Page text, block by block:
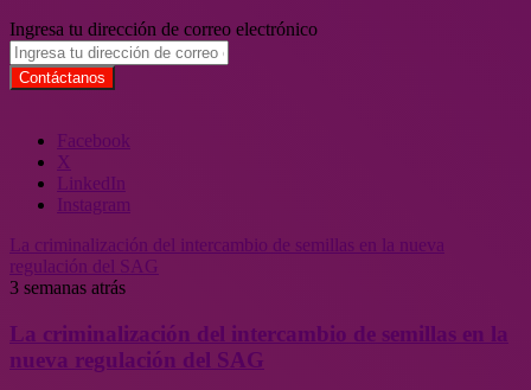
Ingresa tu dirección de correo electrónico
Facebook
X
LinkedIn
Instagram
La criminalización del intercambio de semillas en la nueva
regulación del SAG
3 semanas atrás
La criminalización del intercambio de semillas en la
nueva regulación del SAG